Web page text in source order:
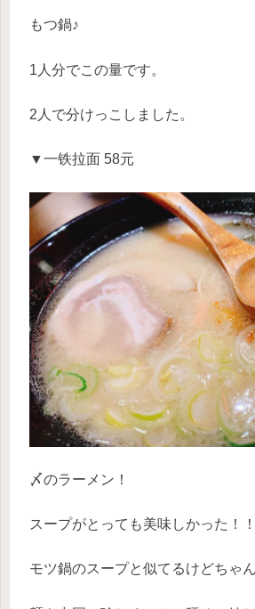
もつ鍋♪
1人分でこの量です。
2人で分けっこしました。
▼一铁拉面 58元
〆のラーメン！
スープがとっても美味しかった！！
モツ鍋のスープと似てるけどちゃ